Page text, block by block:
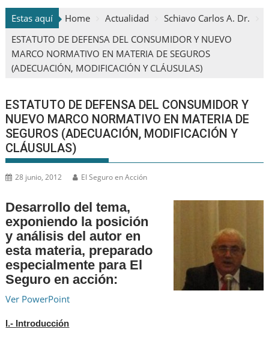
Estas aquí Home Actualidad
Schiavo Carlos A. Dr.
ESTATUTO DE DEFENSA DEL CONSUMIDOR Y NUEVO
MARCO NORMATIVO EN MATERIA DE SEGUROS
(ADECUACIÓN, MODIFICACIÓN Y CLÁUSULAS)
ESTATUTO DE DEFENSA DEL CONSUMIDOR Y
NUEVO MARCO NORMATIVO EN MATERIA DE
SEGUROS (ADECUACIÓN, MODIFICACIÓN Y
CLÁUSULAS)
28 junio, 2012 El Seguro en Acción
Desarrollo del tema,
exponiendo la posición
y análisis del autor en
esta materia, preparado
especialmente para El
Seguro en acción:
Ver PowerPoint
I.- Introducción